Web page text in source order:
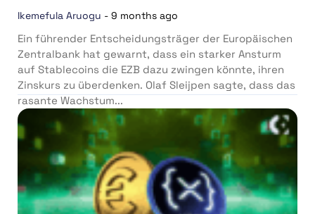
Ikemefula Aruogu - 9 months ago
Ein führender Entscheidungsträger der Europäischen
Zentralbank hat gewarnt, dass ein starker Ansturm
auf Stablecoins die EZB dazu zwingen könnte, ihren
Zinskurs zu überdenken. Olaf Sleijpen sagte, dass das
rasante Wachstum...